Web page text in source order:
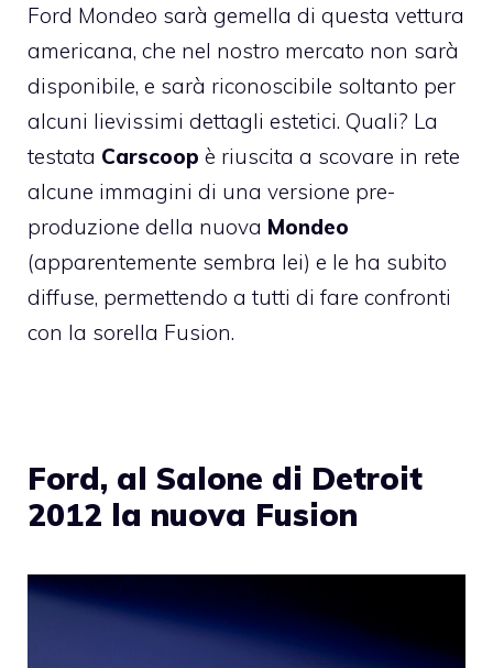
Ford Mondeo sarà gemella di questa vettura
americana, che nel nostro mercato non sarà
disponibile, e sarà riconoscibile soltanto per
alcuni lievissimi dettagli estetici. Quali? La
testata Carscoop è riuscita a scovare in rete
alcune immagini di una versione pre-
produzione della nuova Mondeo
(apparentemente sembra lei) e le ha subito
diffuse, permettendo a tutti di fare confronti
con la sorella Fusion.
Ford, al Salone di Detroit
2012 la nuova Fusion